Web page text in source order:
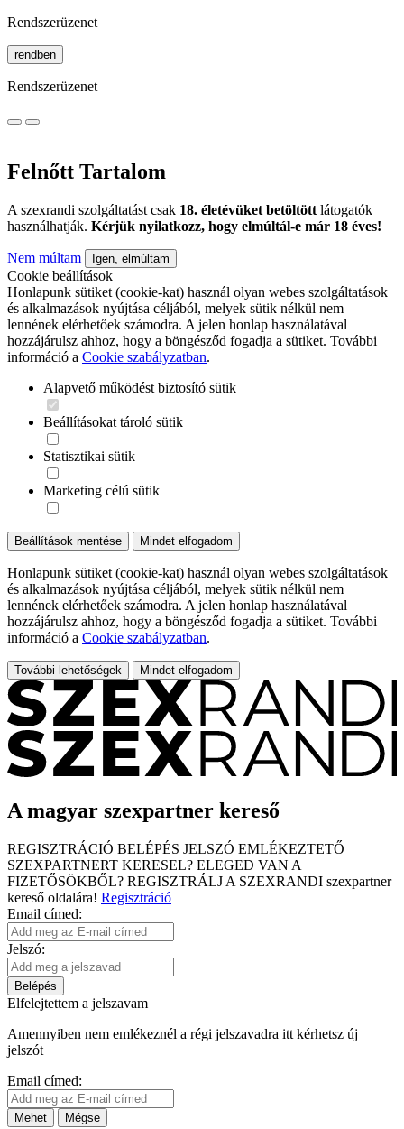
Rendszerüzenet
rendben
Rendszerüzenet
Felnőtt Tartalom
A szexrandi szolgáltatást csak 18. életévüket betöltött látogatók
használhatják. Kérjük nyilatkozz, hogy elmúltál-e már 18 éves!
Nem múltam Igen, elmúltam
Cookie beállítások
Honlapunk sütiket (cookie-kat) használ olyan webes szolgáltatások
és alkalmazások nyújtása céljából, melyek sütik nélkül nem
lennének elérhetőek számodra. A jelen honlap használatával
hozzájárulsz ahhoz, hogy a böngésződ fogadja a sütiket. További
információ a Cookie szabályzatban.
Alapvető működést biztosító sütik
Beállításokat tároló sütik
Statisztikai sütik
Marketing célú sütik
Beállítások mentése Mindet elfogadom
Honlapunk sütiket (cookie-kat) használ olyan webes szolgáltatások
és alkalmazások nyújtása céljából, melyek sütik nélkül nem
lennének elérhetőek számodra. A jelen honlap használatával
hozzájárulsz ahhoz, hogy a böngésződ fogadja a sütiket. További
információ a Cookie szabályzatban.
További lehetőségek Mindet elfogadom
A magyar szexpartner kereső
REGISZTRÁCIÓ BELÉPÉS JELSZÓ EMLÉKEZTETŐ
SZEXPARTNERT KERESEL? ELEGED VAN A
FIZETŐSÖKBŐL? REGISZTRÁLJ A SZEXRANDI szexpartner
kereső oldalára! Regisztráció
Email címed:
Jelszó:
Belépés
Elfelejtettem a jelszavam
Amennyiben nem emlékeznél a régi jelszavadra itt kérhetsz új
jelszót
Email címed:
Mehet Mégse